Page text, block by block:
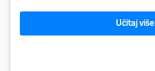
Učitaj više